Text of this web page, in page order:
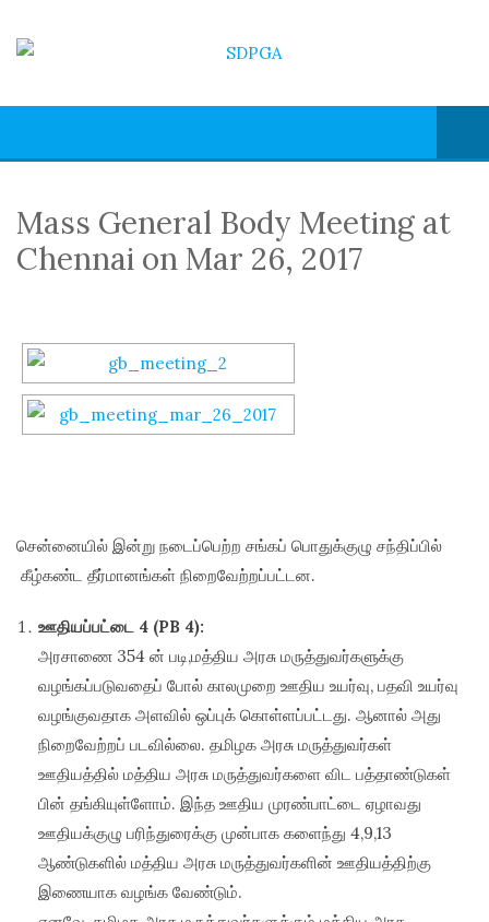
Mass General Body Meeting at
Chennai on Mar 26, 2017
சென்னையில் இன்று நடைப்பெற்ற சங்கப் பொதுக்குழு சந்திப்பில்
கீழ்கண்ட தீர்மானங்கள் நிறைவேற்றப்பட்டன.
ஊதியப்பட்டை 4 (PB 4):
அரசாணை 354 ன் படி,மத்திய அரசு மருத்துவர்களுக்கு
வழங்கப்படுவதைப் போல் காலமுறை ஊதிய உயர்வு, பதவி உயர்வு
வழங்குவதாக அளவில் ஒப்புக் கொள்ளப்பட்டது. ஆனால் அது
நிறைவேற்றப் படவில்லை. தமிழக அரசு மருத்துவர்கள்
ஊதியத்தில் மத்திய அரசு மருத்துவர்களை விட பத்தாண்டுகள்
பின் தங்கியுள்ளோம். இந்த ஊதிய முரண்பாட்டை ஏழாவது
ஊதியக்குழு பரிந்துரைக்கு முன்பாக களைந்து 4,9,13
ஆண்டுகளில் மத்திய அரசு மருத்துவர்களின் ஊதியத்திற்கு
இணையாக வழங்க வேண்டும்.